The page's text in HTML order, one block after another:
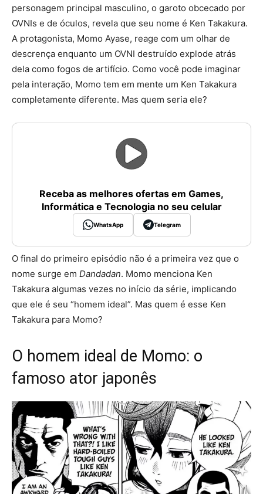
personagem principal masculino, o garoto obcecado por
OVNIs e de óculos, revela que seu nome é Ken Takakura.
A protagonista, Momo Ayase, reage com um olhar de
descrença enquanto um OVNI destruído explode atrás
dela como fogos de artifício. Como você pode imaginar
pela interação, Momo tem em mente um Ken Takakura
completamente diferente. Mas quem seria ele?
Receba as melhores ofertas em Games,
Informática e Tecnologia no seu celular
WhatsApp Telegram
O final do primeiro episódio não é a primeira vez que o
nome surge em Dandadan. Momo menciona Ken
Takakura algumas vezes no início da série, implicando
que ele é seu “homem ideal”. Mas quem é esse Ken
Takakura para Momo?
O homem ideal de Momo: o
famoso ator japonês